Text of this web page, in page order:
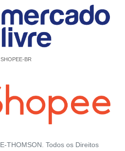
SHOPEE-BR
THOMSON. Todos os Direitos